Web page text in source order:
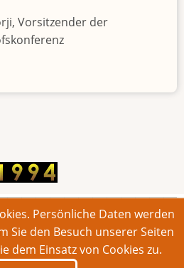
Vorsitzender der
Alle Rechte vorbehalten.
Intern
Persönliche Daten werden
Sie den Besuch unserer Seiten
dem Einsatz von Cookies zu.